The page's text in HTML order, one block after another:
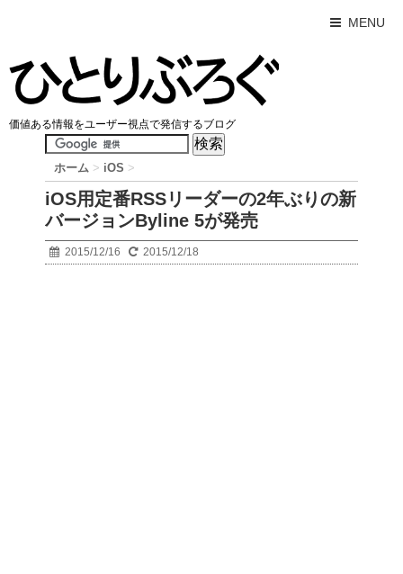
MENU
価値ある情報をユーザー視点で発信するブログ
ホーム > iOS >
iOS用定番RSSリーダーの2年ぶりの新
バージョンByline 5が発売
2015/12/16 2015/12/18